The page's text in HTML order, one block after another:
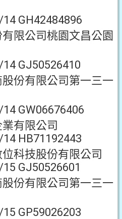
GH42484896
限公司桃園文昌公園
GJ50526410
份有限公司第一三一
GW06676406
有限公司
HB71192443
科技股份有限公司
GJ50526601
份有限公司第一三一
GP59026203